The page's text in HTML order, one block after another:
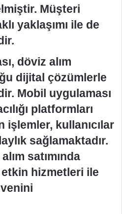
Müşteri
yaklaşımı ile de
döviz alım
dijital çözümlerle
Mobil uygulaması
platformları
işlemler, kullanıcılar
sağlamaktadır.
satımında
etkin hizmetleri ile